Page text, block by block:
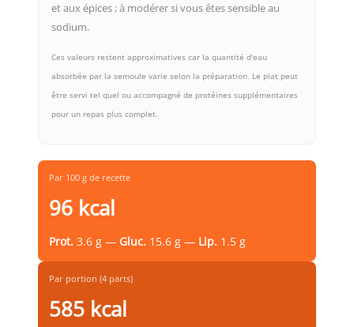
et aux épices ; à modérer si vous êtes sensible au
sodium.
Ces valeurs restent approximatives car la quantité d'eau
absorbée par la semoule varie selon la préparation. Le plat peut
être servi tel quel ou accompagné de protéines supplémentaires
pour un repas plus complet.
Par 100 g de recette
96 kcal
Prot. 3.6 g — Gluc. 15.6 g — Lip. 1.5 g
Par portion (4 parts)
585 kcal